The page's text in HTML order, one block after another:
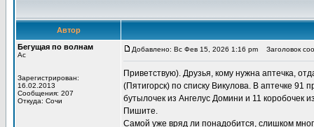
Автор
Бегущая по волнам
Ас
Зарегистрирован:
16.02.2013
Сообщения: 207
Откуда: Сочи
Добавлено: Вс Фев 15, 2026 1:16 pm Заголовок
Приветствую). Друзья, кому нужна аптечка,
(Пятигорск) по списку Викулова. В аптечке
бутылочек из Ангелус Домини и 11 коробочек
Пишите.
Самой уже вряд ли понадобится, слишком